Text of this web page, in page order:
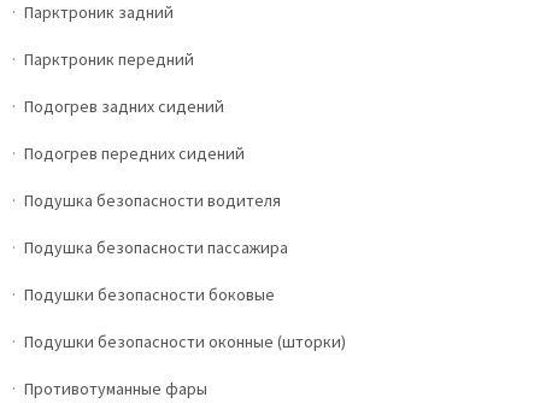
Парктроник задний
Парктроник передний
Подогрев задних сидений
Подогрев передних сидений
Подушка безопасности водителя
Подушка безопасности пассажира
Подушки безопасности боковые
Подушки безопасности оконные (шторки)
Противотуманные фары